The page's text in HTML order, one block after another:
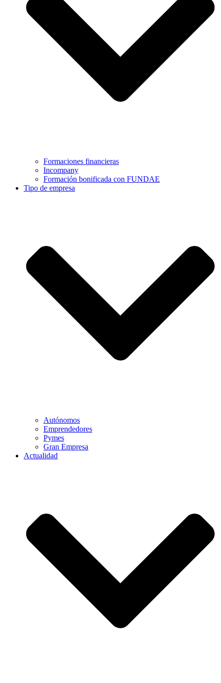
Formaciones financieras
Incompany
Formación bonificada con FUNDAE
Tipo de empresa
Autónomos
Emprendedores
Pymes
Gran Empresa
Actualidad